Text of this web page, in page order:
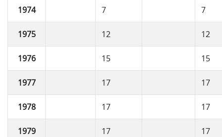
1974 7 7
1975 12 12
1976 15 15
1977 17 17
1978 17 17
1979 17 17